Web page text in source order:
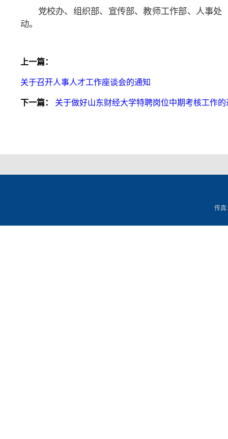
党校办、组织部、宣传部、教师工作部、人事
动。
上一篇：
关于召开人事人才工作座谈会的通知
下一篇： 关于做好山东财经大学特聘岗位中期考核工作的
传真